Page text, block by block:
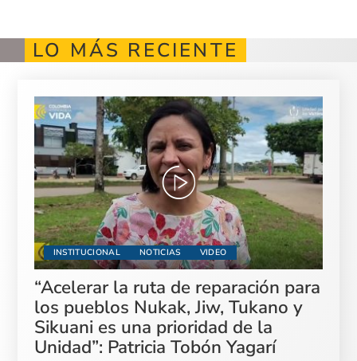
LO MÁS RECIENTE
INSTITUCIONAL NOTICIAS VIDEO
“Acelerar la ruta de reparación para
los pueblos Nukak, Jiw, Tukano y
Sikuani es una prioridad de la
Unidad”: Patricia Tobón Yagarí